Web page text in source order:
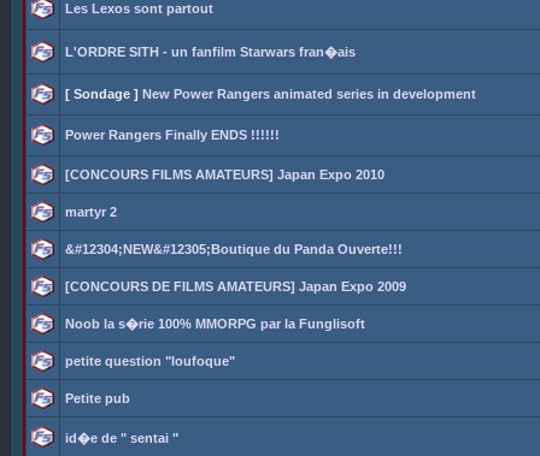
Les Lexos sont partout
L'ORDRE SITH - un fanfilm Starwars fran�ais
[ Sondage ] New Power Rangers animated series in development
Power Rangers Finally ENDS !!!!!!
[CONCOURS FILMS AMATEURS] Japan Expo 2010
martyr 2
&#12304;NEW&#12305;Boutique du Panda Ouverte!!!
[CONCOURS DE FILMS AMATEURS] Japan Expo 2009
Noob la s�rie 100% MMORPG par la Funglisoft
petite question "loufoque"
Petite pub
id�e de " sentai "